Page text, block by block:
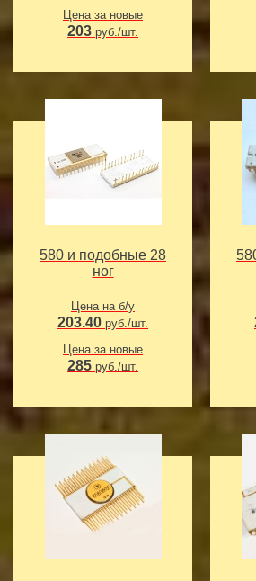
Цена за новые
203 руб./шт.
580 и подобные 28
ног
Цена на б/у
203.40 руб./шт.
Цена за новые
285 руб./шт.